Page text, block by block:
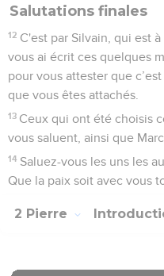
Salutations finales
12 C'est par Silvain, qui est
vous ai écrit ces quelques
pour vous attester que
que vous êtes attachés.
13 Ceux qui ont été choisis
vous saluent, ainsi que
14 Saluez-vous les uns les
Que la paix soit avec vous
2 Pierre